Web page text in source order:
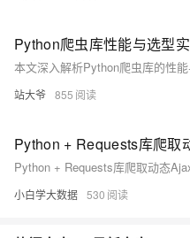
站大爷 855
Python + Requests库爬取
Python + Requests库爬取动态
小白学大数据 530